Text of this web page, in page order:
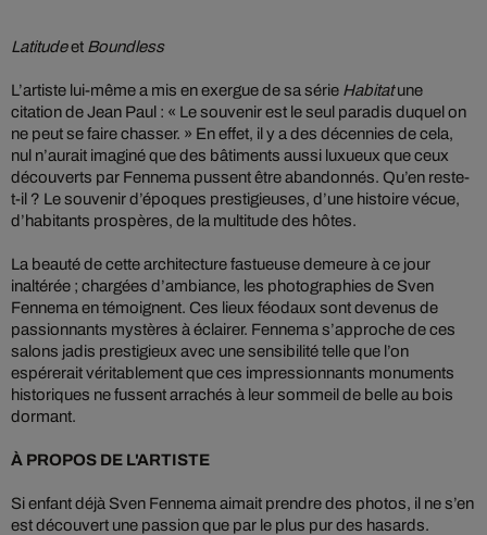
Latitudeet Boundless
L’artiste lui-même a mis en exergue de sa série Habitatune
citation de Jean Paul : « Le souvenir est le seul paradis duquel on
ne peut se faire chasser. » En effet, il y a des décennies de cela,
nul n’aurait imaginé que des bâtiments aussi luxueux que ceux
découverts par Fennema pussent être abandonnés. Qu’en reste-
t-il ? Le souvenir d’époques prestigieuses, d’une histoire vécue,
d’habitants prospères, de la multitude des hôtes.
La beauté de cette architecture fastueuse demeure à ce jour
inaltérée ; chargées d’ambiance, les photographies de Sven
Fennema en témoignent. Ces lieux féodaux sont devenus de
passionnants mystères à éclairer. Fennema s’approche de ces
salons jadis prestigieux avec une sensibilité telle que l’on
espérerait véritablement que ces impressionnants monuments
historiques ne fussent arrachés à leur sommeil de belle au bois
dormant.
À PROPOS DE L'ARTISTE
Si enfant déjà Sven Fennema aimait prendre des photos, il ne s’en
est découvert une passion que par le plus pur des hasards.